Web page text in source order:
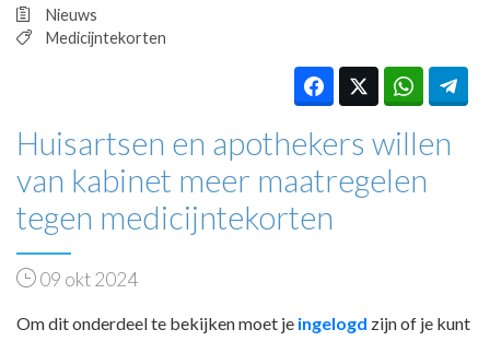
REGISTRATIE
Nieuws
Medicijntekorten
Huisartsen en apothekers willen
van kabinet meer maatregelen
tegen medicijntekorten
09 okt 2024
Om dit onderdeel te bekijken moet je ingelogd zijn of je kunt